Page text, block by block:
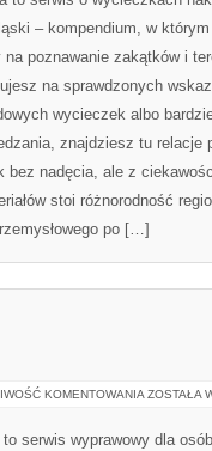
– kompendium, w
na poznawanie zakątków i
na sprawdzonych
wycieczek albo
znajdziesz tu relacje
bez nadęcia, ale z
stoi różnorodność
po […]
KOMENTOWANIA JEZIORA
ZOSTAŁA
serwis wyprawowy dla